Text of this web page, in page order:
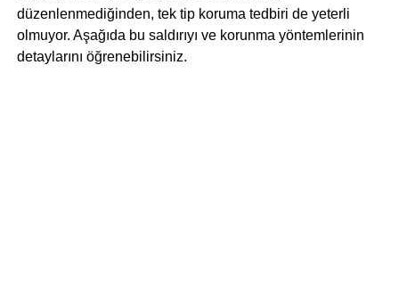
düzenlenmediğinden, tek tip koruma tedbiri de yeterli
olmuyor. Aşağıda bu saldırıyı ve korunma yöntemlerinin
detaylarını öğrenebilirsiniz.